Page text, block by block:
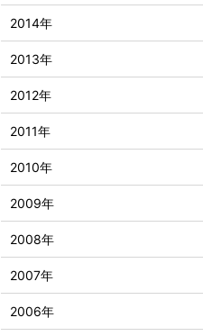
2014年
2013年
2012年
2011年
2010年
2009年
2008年
2007年
2006年